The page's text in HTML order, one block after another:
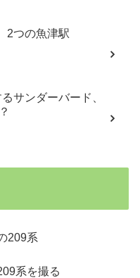
2つの魚津駅
サンダーバード、
209系
系を撮る